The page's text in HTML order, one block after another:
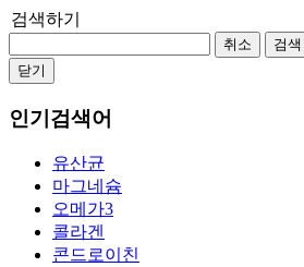
검색하기
취소
검색
닫기
인기검색어
유산균
마그네슘
오메가3
콜라겐
콘드로이친